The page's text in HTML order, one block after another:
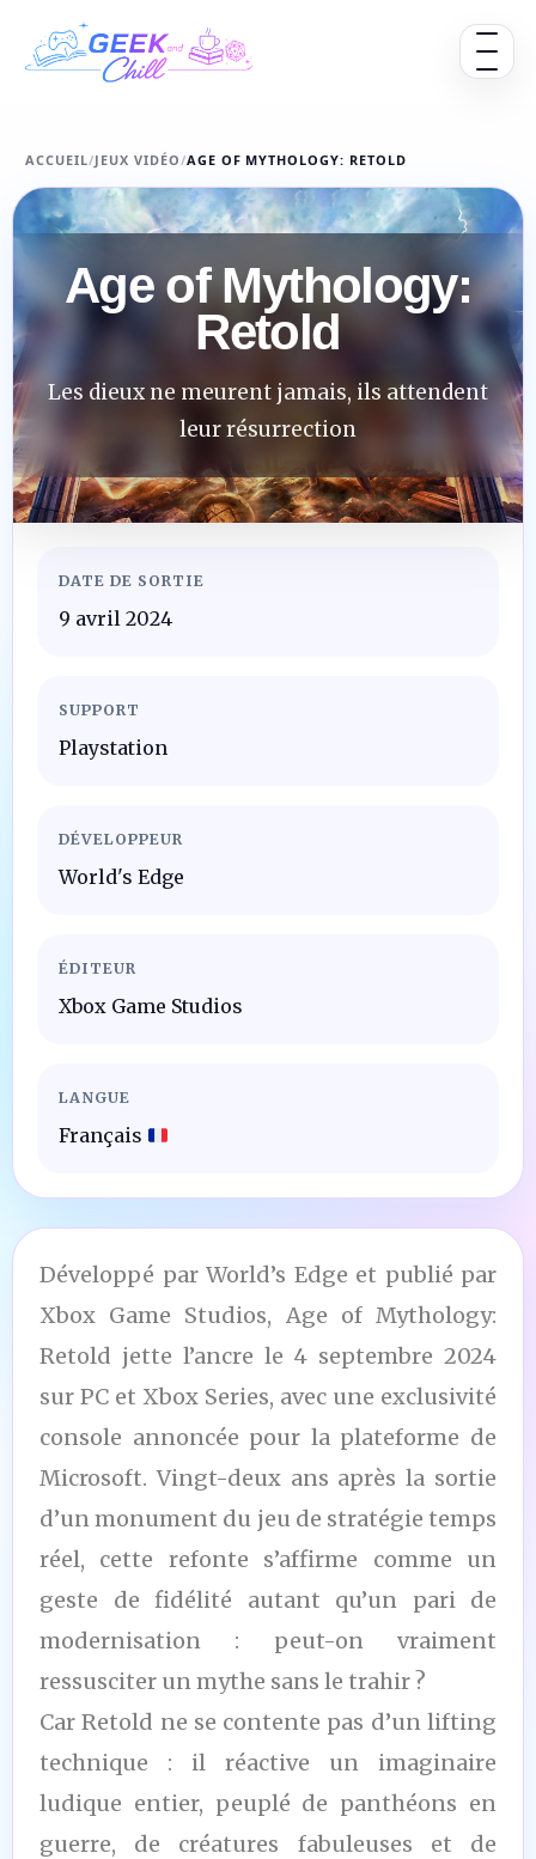
Ouvrir
ACCUEIL/JEUX VIDÉO/AGE OF MYTHOLOGY: RETOLD
Age of Mythology:
Retold
Les dieux ne meurent jamais, ils attendent
leur résurrection
DATE DE SORTIE
9 avril 2024
SUPPORT
Playstation
DÉVELOPPEUR
World's Edge
ÉDITEUR
Xbox Game Studios
LANGUE
Français
Développé par World’s Edge et publié par
Xbox Game Studios, Age of Mythology:
Retold jette l’ancre le 4 septembre 2024
sur PC et Xbox Series, avec une exclusivité
console annoncée pour la plateforme de
Microsoft. Vingt-deux ans après la sortie
d’un monument du jeu de stratégie temps
réel, cette refonte s’affirme comme un
geste de fidélité autant qu’un pari de
modernisation : peut-on vraiment
ressusciter un mythe sans le trahir ?
Car Retold ne se contente pas d’un lifting
technique : il réactive un imaginaire
ludique entier, peuplé de panthéons en
guerre, de créatures fabuleuses et de